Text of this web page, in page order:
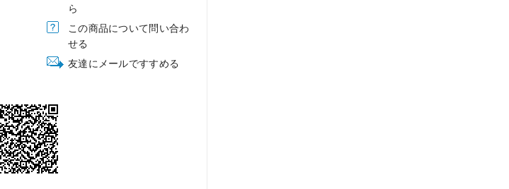
ら
この商品について問い合わ
せる
友達にメールですすめる